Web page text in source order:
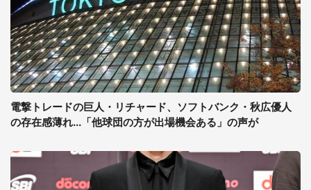
電撃トレードの巨人・リチャード、ソフトバンク・秋広優人
の存在感薄れ...「他球団の方が出場機会ある」の声が